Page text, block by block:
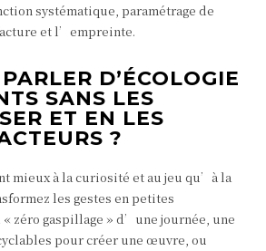
systématique, paramétrage de
et l’empreinte.
D’ÉCOLOGIE
SANS LES
ET EN LES
?
mieux à la curiosité et au jeu qu’à la
les gestes en petites
zéro gaspillage » d’une journée, une
pour créer une œuvre, ou